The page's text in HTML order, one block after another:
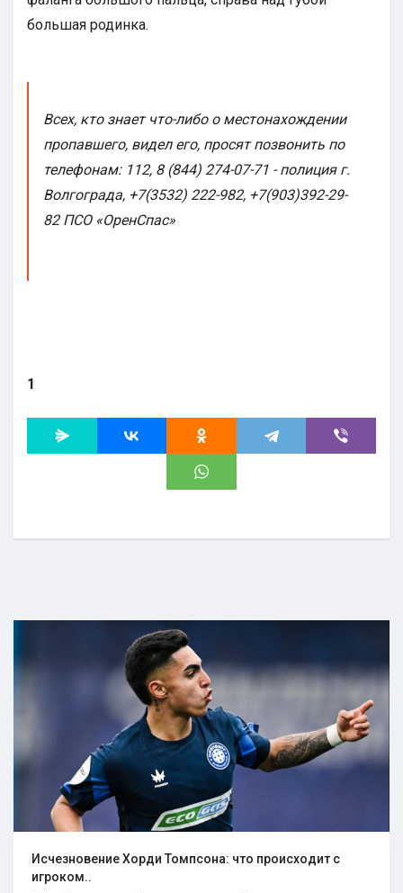
большая родинка.
Всех, кто знает что-либо о местонахождении
пропавшего, видел его, просят позвонить по
телефонам: 112, 8 (844) 274-07-71 - полиция г.
Волгограда, +7(3532) 222-982, +7(903)392-29-
82 ПСО «ОренСпас»
1
Исчезновение Хорди Томпсона: что происходит с
игроком..